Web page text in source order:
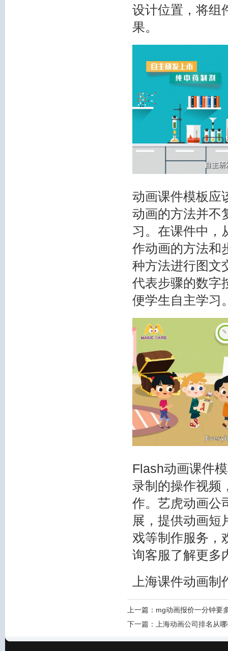
设计位置，将组
果。
动画课件模板应
动画的方法并不
习。在课件中，
作动画的方法和
种方法进行图文
代表步骤的数字
便学生自主学习
Flash动画课件
录制的操作视频
作。艺虎动画公
展，提供动画短
戏等制作服务，
询客服了解更多
上海课件动画制
上一篇： mg动画报价一分钟要
下一篇：
上海动画公司排名从